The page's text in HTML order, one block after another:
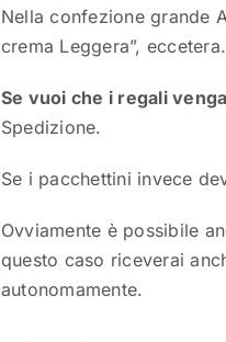
Nella confezione grande
crema Leggera”, eccetera.
Se vuoi che i regali
Spedizione.
Se i pacchettini invece
Ovviamente è possibile
questo caso riceverai
autonomamente.